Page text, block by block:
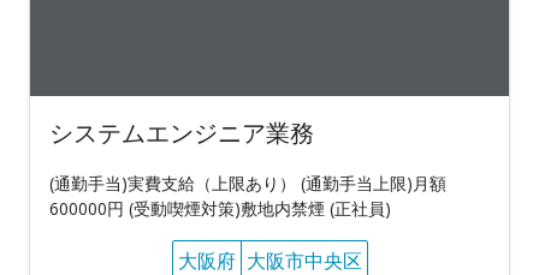
システムエンジニア業務
(通勤手当)実費支給（上限あり） (通勤手当上限)月額
600000円 (受動喫煙対策)敷地内禁煙 (正社員)
大阪府 大阪市中央区